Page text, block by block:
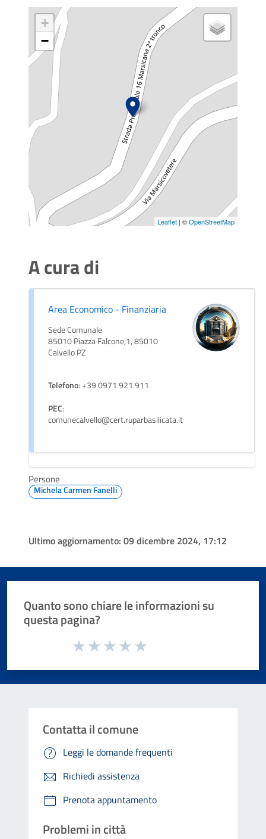
+
−
Leaflet | ©OpenStreetMap
A cura di
Area Economico - Finanziaria
Sede Comunale
85010 Piazza Falcone,1, 85010
Calvello PZ
Telefono: +39 0971 921 911
PEC:
comunecalvello@cert.ruparbasilicata.it
Persone
Michela Carmen Fanelli
Ultimo aggiornamento: 09 dicembre 2024, 17:12
Quanto sono chiare le informazioni su
questa pagina?
Valuta da 1 a 5 stelle la pagina
Contatta il comune
Leggi le domande frequenti
Richiedi assistenza
Prenota appuntamento
Problemi in città